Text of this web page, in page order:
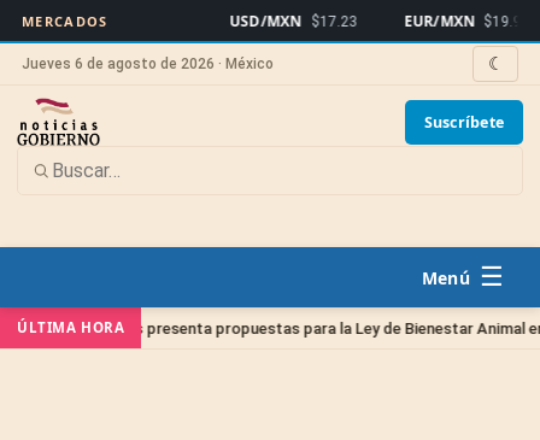
MERCADOS USD/MXN $17.23 EUR/MXN $19.91
Jueves 6 de agosto de 2026 · México ☾
Suscríbete
☰
ÚLTIMA HORA
presenta propuestas para la Ley de Bienestar Animal en Querétaro